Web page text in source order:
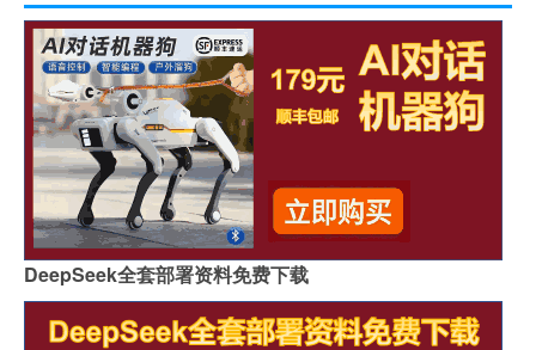
DeepSeek全套部署资料免费下载